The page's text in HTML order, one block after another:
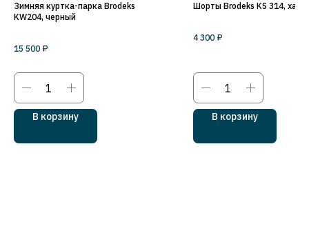
Зимняя куртка-парка Brodeks
KW204, черный
15 500 ₽
В корзину
Шорты Brodeks KS 314, хаки
4 300 ₽
В корзину